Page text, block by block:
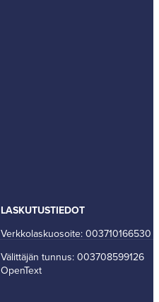
LASKUTUSTIEDOT
Verkkolaskuosoite: 003710166530
Välittäjän tunnus: 003708599126
OpenText